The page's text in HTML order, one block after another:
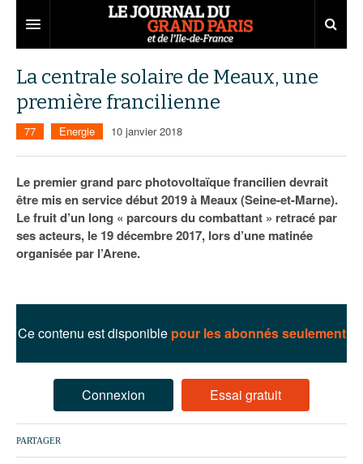
Territoires
Aménagement
Institutions
Services urbains
Entreprises
Emploi
Attractivité
Marchés publics
75
77
92
93
Carnet
Nominations
Les Assises du Grand Paris
Lire les résumés
La centrale solaire de Meaux, une
première francilienne
77 Energie 10 janvier 2018
Le premier grand parc photovoltaïque francilien devrait
être mis en service début 2019 à Meaux (Seine-et-Marne).
Le fruit d’un long « parcours du combattant » retracé par
ses acteurs, le 19 décembre 2017, lors d’une matinée
organisée par l’Arene.
Ce contenu est disponible pour les abonnés seulement
Connexion Essai gratuit
PARTAGER